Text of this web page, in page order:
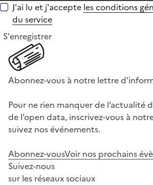
J'ai lu et j'accepte les conditions
du service
S'enregistrer
Abonnez-vous à notre lettre
Pour ne rien manquer de l’actualité
de l’open data, inscrivez-vous à
suivez nos événements.
Abonnez-vousVoir nos prochains
Suivez-nous
sur les réseaux sociaux